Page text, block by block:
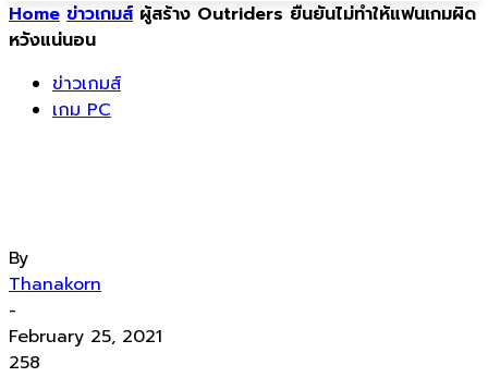
Home ข่าวเกมส์ ผู้สร้าง Outriders ยืนยันไม่ทำให้แฟนเกมผิด
หวังแน่นอน
ข่าวเกมส์
เกม PC
By
Thanakorn
-
February 25, 2021
258